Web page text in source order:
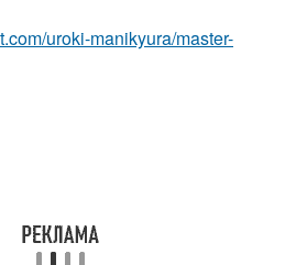
uroki-manikyura/master-